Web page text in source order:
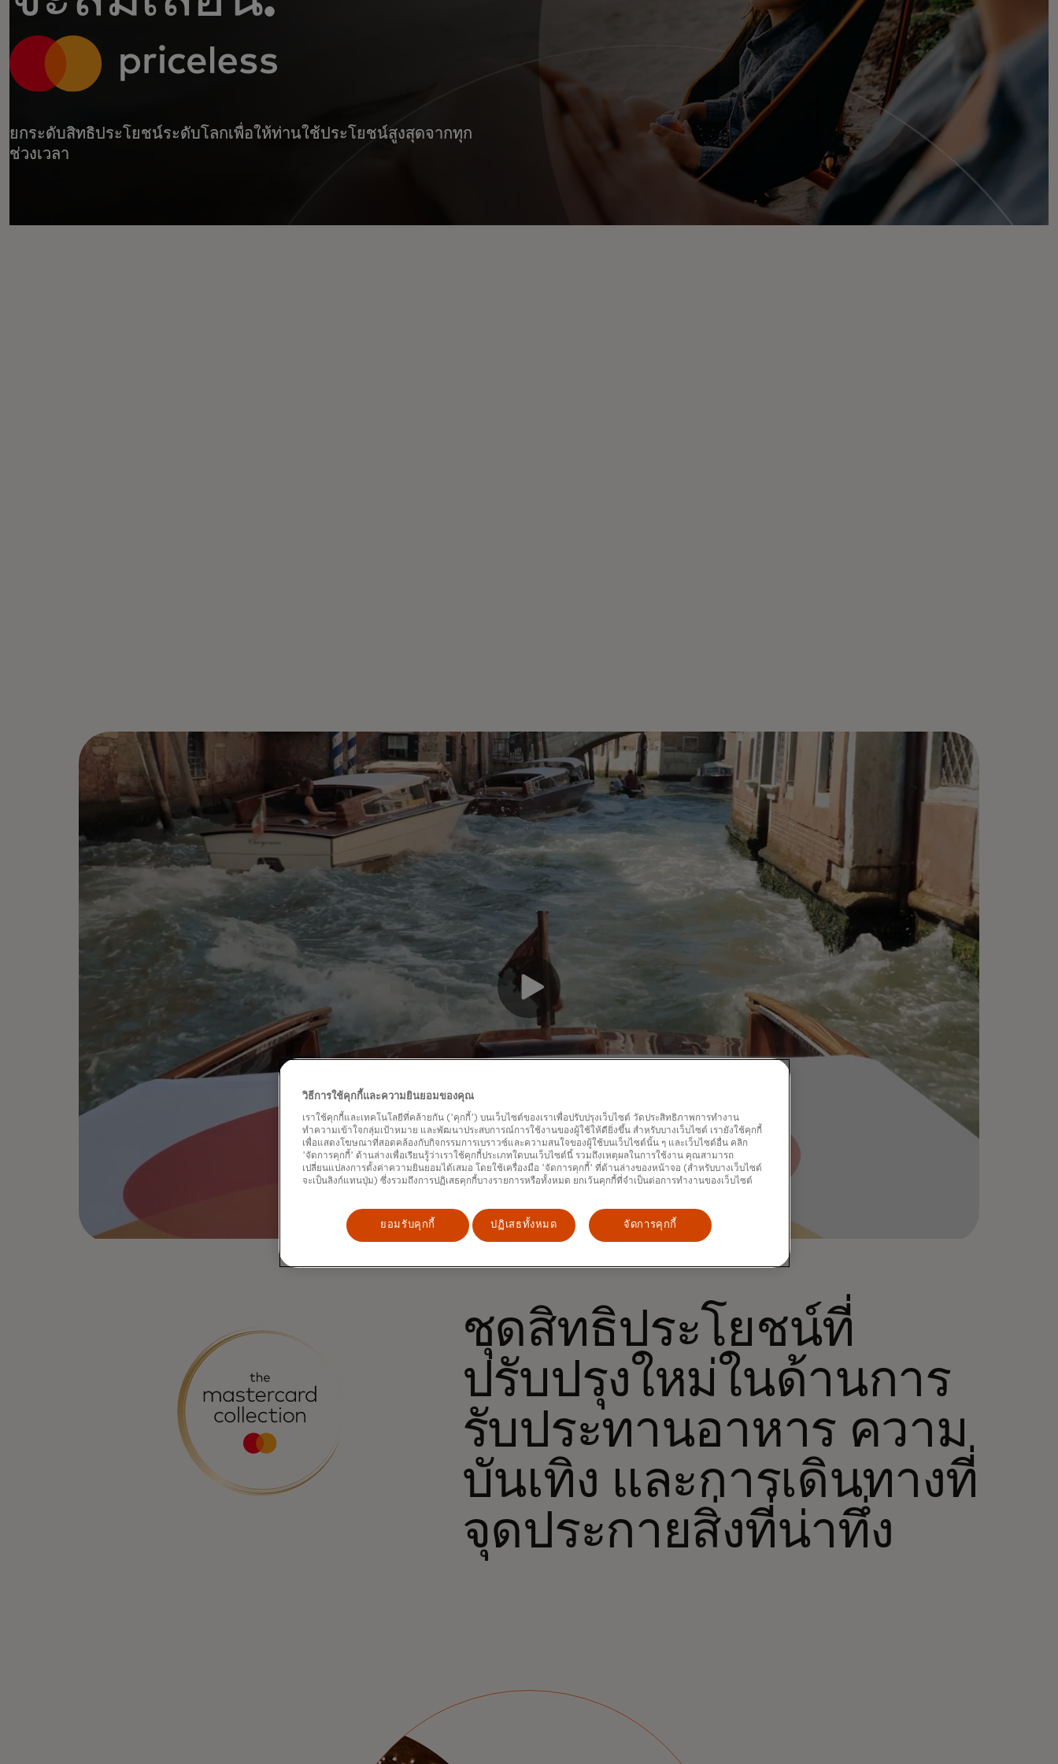
ยกระดับสิทธิประโยชน์ระดับโลกเพื่อให้ท่านใช้ประโยชน์สูงสุดจากทุก
ช่วงเวลา
Mastercard มอบสิทธิ์ให้คุณและคนที่คุณรักเข้าถึงสิทธิประโยชน์และ
ประสบการณ์ที่ยอดเยี่ยม
ชุดสิทธิประโยชน์ที่
ปรับปรุงใหม่ในด้านการ
รับประทานอาหาร ความ
บันเทิง และการเดินทางที่
จุดประกายสิ่งที่น่าทึ่ง
วิธีการใช้คุกกี้และความยินยอมของคุณ
เราใช้คุกกี้และเทคโนโลยีที่คล้ายกัน ('คุกกี้') บนเว็บไซต์ของเราเพื่อปรับปรุงเว็บไซต์ วัดประสิทธิภาพการทำงาน
ทำความเข้าใจกลุ่มเป้าหมาย และพัฒนาประสบการณ์การใช้งานของผู้ใช้ให้ดียิ่งขึ้น สำหรับบางเว็บไซต์ เรายังใช้คุกกี้
เพื่อแสดงโฆษณาที่สอดคล้องกับกิจกรรมการเบราวซ์และความสนใจของผู้ใช้บนเว็บไซต์นั้น ๆ และเว็บไซต์อื่น คลิก
'จัดการคุกกี้' ด้านล่างเพื่อเรียนรู้ว่าเราใช้คุกกี้ประเภทใดบนเว็บไซต์นี้ รวมถึงเหตุผลในการใช้งาน คุณสามารถ
เปลี่ยนแปลงการตั้งค่าความยินยอมได้เสมอ โดยใช้เครื่องมือ 'จัดการคุกกี้' ที่ด้านล่างของหน้าจอ (สำหรับบางเว็บไซต์
จะเป็นลิงก์แทนปุ่ม) ซึ่งรวมถึงการปฏิเสธคุกกี้บางรายการหรือทั้งหมด ยกเว้นคุกกี้ที่จำเป็นต่อการทำงานของเว็บไซต์
ยอมรับคุกกี้ ปฏิเสธทั้งหมด จัดการคุกกี้